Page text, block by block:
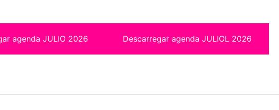
agenda JULIO 2026 Descarregar agenda JULIOL 2026